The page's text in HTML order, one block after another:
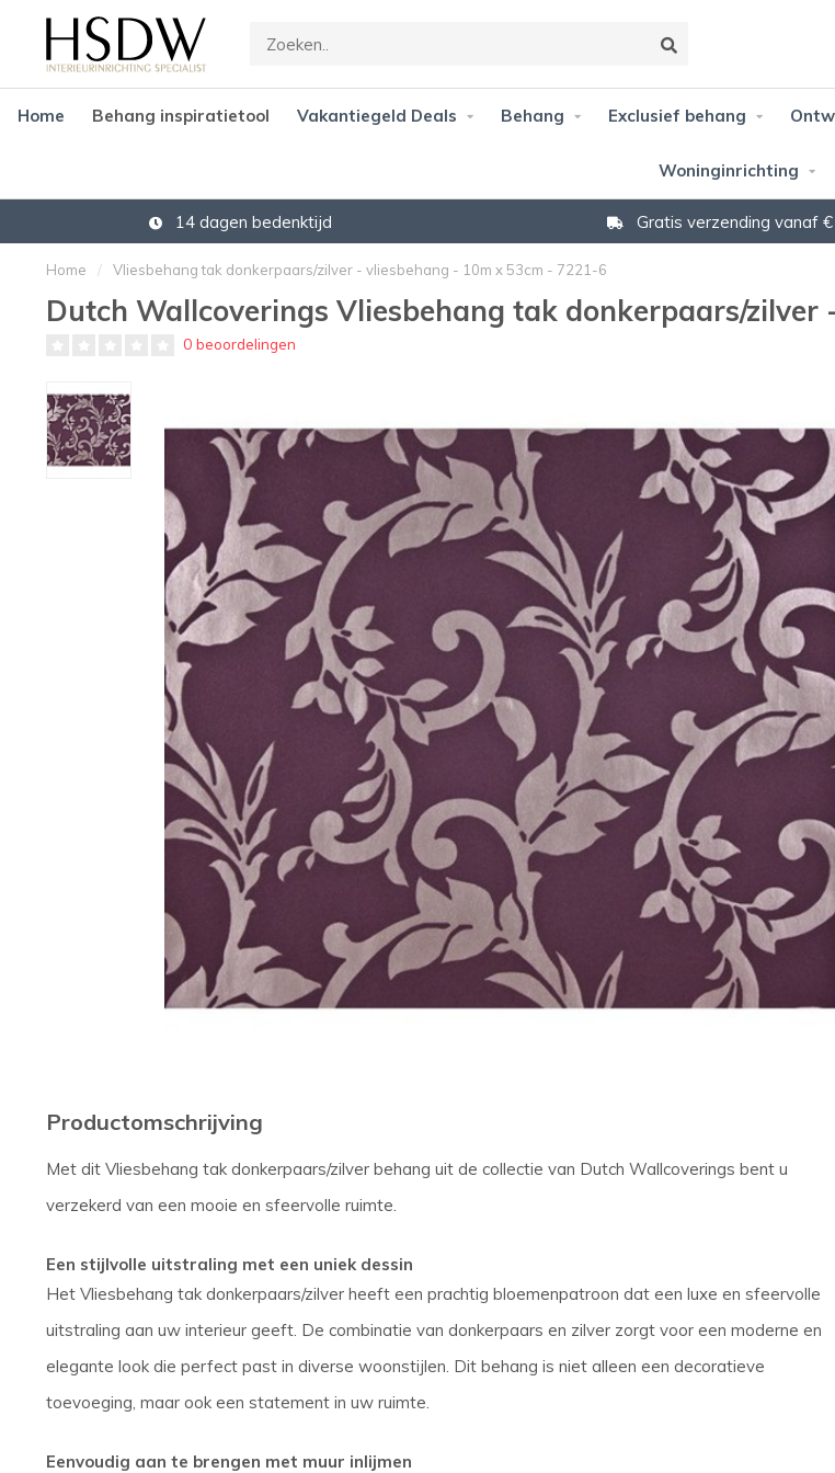
Home Behang inspiratietool Vakantiegeld Deals Behang Exclusief behang
Woninginrichting
14 dagen bedenktijd Gratis verzending vanaf €
Home / Vliesbehang tak donkerpaars/zilver - vliesbehang - 10m x 53cm - 7221-6
Dutch Wallcoverings Vliesbehang tak donkerpaars/
0 beoordelingen
Productomschrijving
Met dit Vliesbehang tak donkerpaars/zilver behang uit de collectie van Dutch Wallcoverings bent u
verzekerd van een mooie en sfeervolle ruimte.
Een stijlvolle uitstraling met een uniek dessin
Het Vliesbehang tak donkerpaars/zilver heeft een prachtig bloemenpatroon dat een luxe en sfeervolle
uitstraling aan uw interieur geeft. De combinatie van donkerpaars en zilver zorgt voor een moderne en
elegante look die perfect past in diverse woonstijlen. Dit behang is niet alleen een decoratieve
toevoeging, maar ook een statement in uw ruimte.
Eenvoudig aan te brengen met muur inlijmen